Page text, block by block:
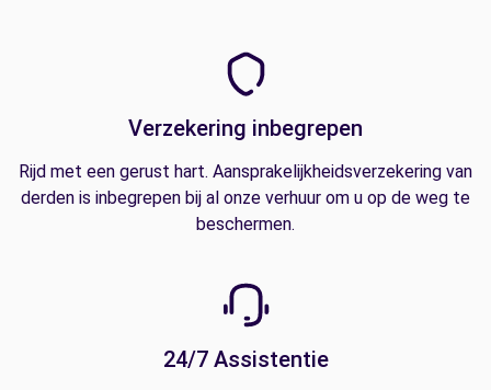
Verzekering inbegrepen
Rijd met een gerust hart. Aansprakelijkheidsverzekering van
derden is inbegrepen bij al onze verhuur om u op de weg te
beschermen.
24/7 Assistentie